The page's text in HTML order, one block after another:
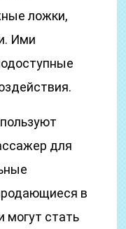
ложки,
Ими
для
в
могут стать